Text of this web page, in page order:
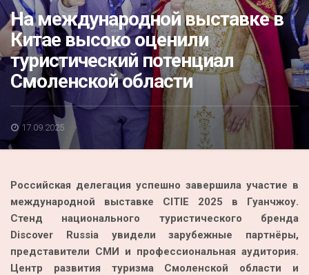
Акция
К 70-летию районного Дома культуры
Конкурс
Люди родного края
Национальные проекты
Память
Перепись — 2020
На международной выставке в
Китае высоко оценили
туристический потенциал
Смоленской области
17.09.2025
Российская делегация успешно завершила участие в
международной выставке CITIE 2025 в Гуанчжоу.
Стенд национального туристического бренда
Discover Russia увидели зарубежные партнёры,
представители СМИ и профессиональная аудитория.
Центр развития туризма Смоленской области и